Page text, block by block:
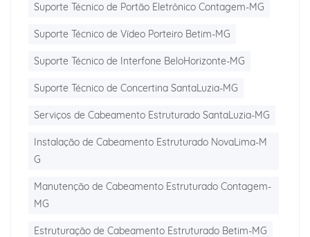
Suporte Técnico de Portão Eletrônico Contagem-MG
Suporte Técnico de Vídeo Porteiro Betim-MG
Suporte Técnico de Interfone BeloHorizonte-MG
Suporte Técnico de Concertina SantaLuzia-MG
Serviços de Cabeamento Estruturado SantaLuzia-MG
Instalação de Cabeamento Estruturado NovaLima-M
G
Manutenção de Cabeamento Estruturado Contagem-
MG
Estruturação de Cabeamento Estruturado Betim-MG